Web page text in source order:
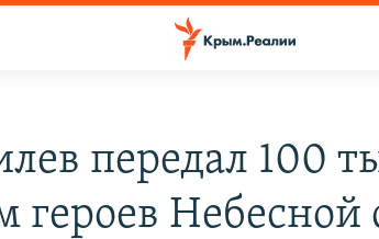
передал 100
героев Небесной